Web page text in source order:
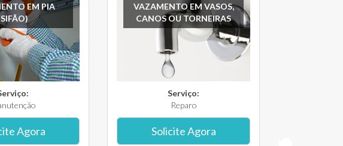
EM PIA
Agora
VAZAMENTO EM VASOS,
CANOS OU TORNEIRAS
Serviço:
Reparo
Solicite Agora